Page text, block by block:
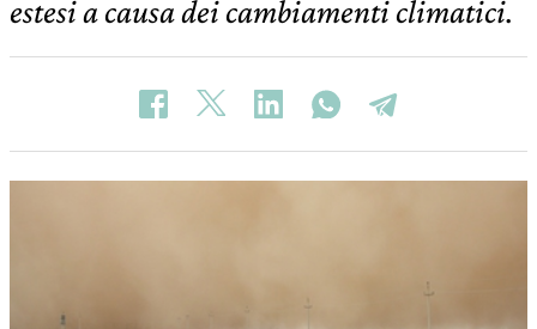
estesi a causa dei cambiamenti climatici.